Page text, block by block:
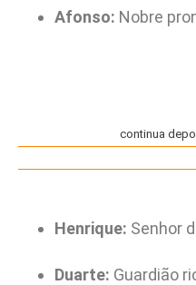
Afonso: Nobre
continua
Henrique: Senhor
Duarte: Guardião